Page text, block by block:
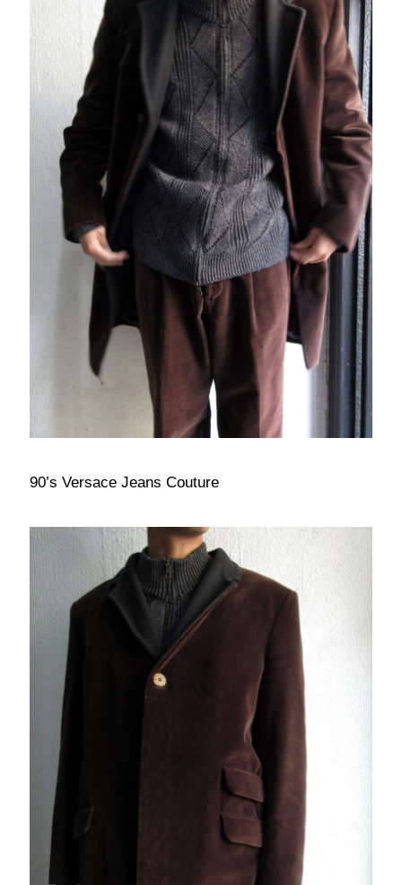
90’s Versace Jeans Couture